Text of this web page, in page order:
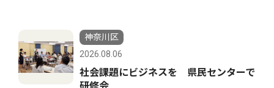
神奈川区
2026.08.06
社会課題にビジネスを 県民センターで